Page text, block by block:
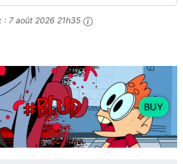
: 7 août 2026 21h35
BUY